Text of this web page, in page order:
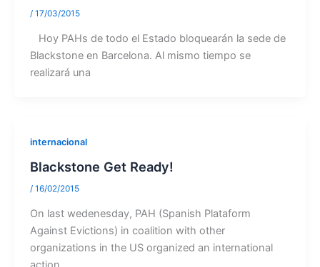
/ 17/03/2015
Hoy PAHs de todo el Estado bloquearán la sede de
Blackstone en Barcelona. Al mismo tiempo se
realizará una
internacional
Blackstone Get Ready!
/ 16/02/2015
On last wedenesday, PAH (Spanish Plataform
Against Evictions) in coalition with other
organizations in the US organized an international